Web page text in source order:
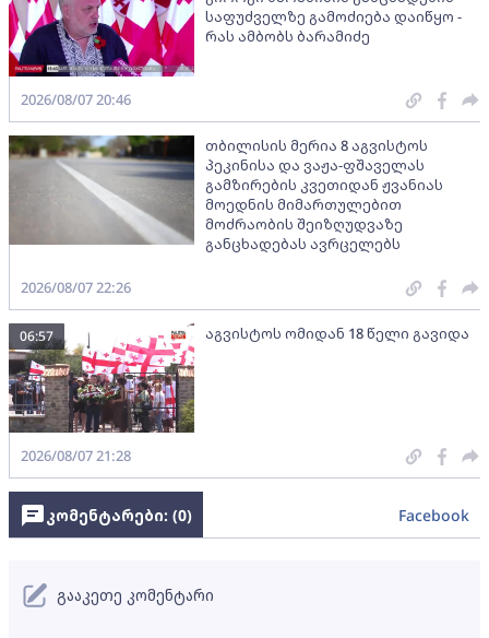
საფუძველზე გამოძიება დაიწყო -
რას ამბობს ბარამიძე
2026/08/07 20:46
თბილისის მერია 8 აგვისტოს
პეკინისა და ვაჟა-ფშაველას
გამზირების კვეთიდან ჟვანიას
მოედნის მიმართულებით
მოძრაობის შეიზღუდვაზე
განცხადებას ავრცელებს
2026/08/07 22:26
აგვისტოს ომიდან 18 წელი გავიდა
06:57
2026/08/07 21:28
კომენტარები: (0) Facebook
გააკეთე კომენტარი